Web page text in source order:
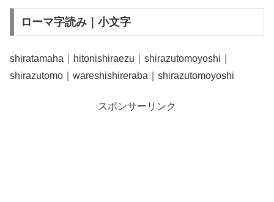
ローマ字読み｜小文字
shiratamaha｜hitonishiraezu｜shirazutomoyoshi｜
shirazutomo｜wareshishireraba｜shirazutomoyoshi
スポンサーリンク